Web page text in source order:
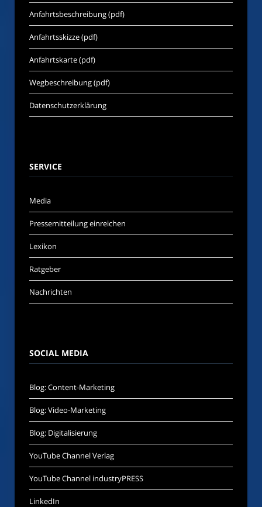
Anfahrtsbeschreibung (pdf)
Anfahrtsskizze (pdf)
Anfahrtskarte (pdf)
Wegbeschreibung (pdf)
Datenschutzerklärung
SERVICE
Media
Pressemitteilung einreichen
Lexikon
Ratgeber
Nachrichten
SOCIAL MEDIA
Blog: Content-Marketing
Blog: Video-Marketing
Blog: Digitalisierung
YouTube Channel Verlag
YouTube Channel industryPRESS
LinkedIn